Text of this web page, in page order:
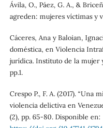
Ávila, O., Páez, G. A., &
agreden: mujeres víctimas y
Cáceres, Ana y Baloian,
doméstica, en Violencia
jurídica. Instituto de la mujer
pp.1.
Crespo P., F. A. (2017). “Una
violencia delictiva en
(2), pp. 65-80. Disponible en: